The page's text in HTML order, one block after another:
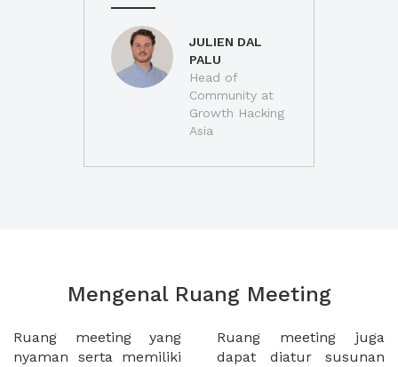
JULIEN DAL
PALU
Head of
Community at
Growth Hacking
Asia
Mengenal Ruang Meeting
Ruang meeting yang
nyaman serta memiliki
Ruang meeting juga
dapat diatur susunan